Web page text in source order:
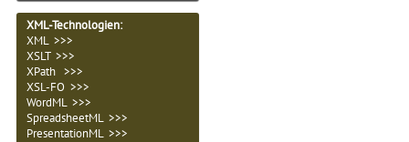
XML-Technologien:
XML >>>
XSLT >>>
XPath >>>
XSL-FO >>>
WordML >>>
SpreadsheetML >>>
PresentationML >>>